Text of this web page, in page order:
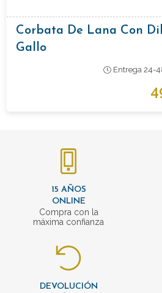
Corbata De Lana Con
Gallo
Entrega 24-
15 AÑOS
ONLINE
Compra con la
máxima confianza
DEVOLUCIÓN